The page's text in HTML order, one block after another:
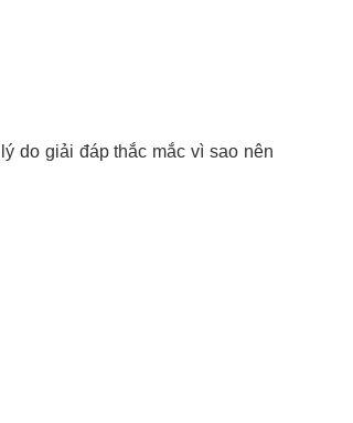
do giải đáp thắc mắc vì sao nên